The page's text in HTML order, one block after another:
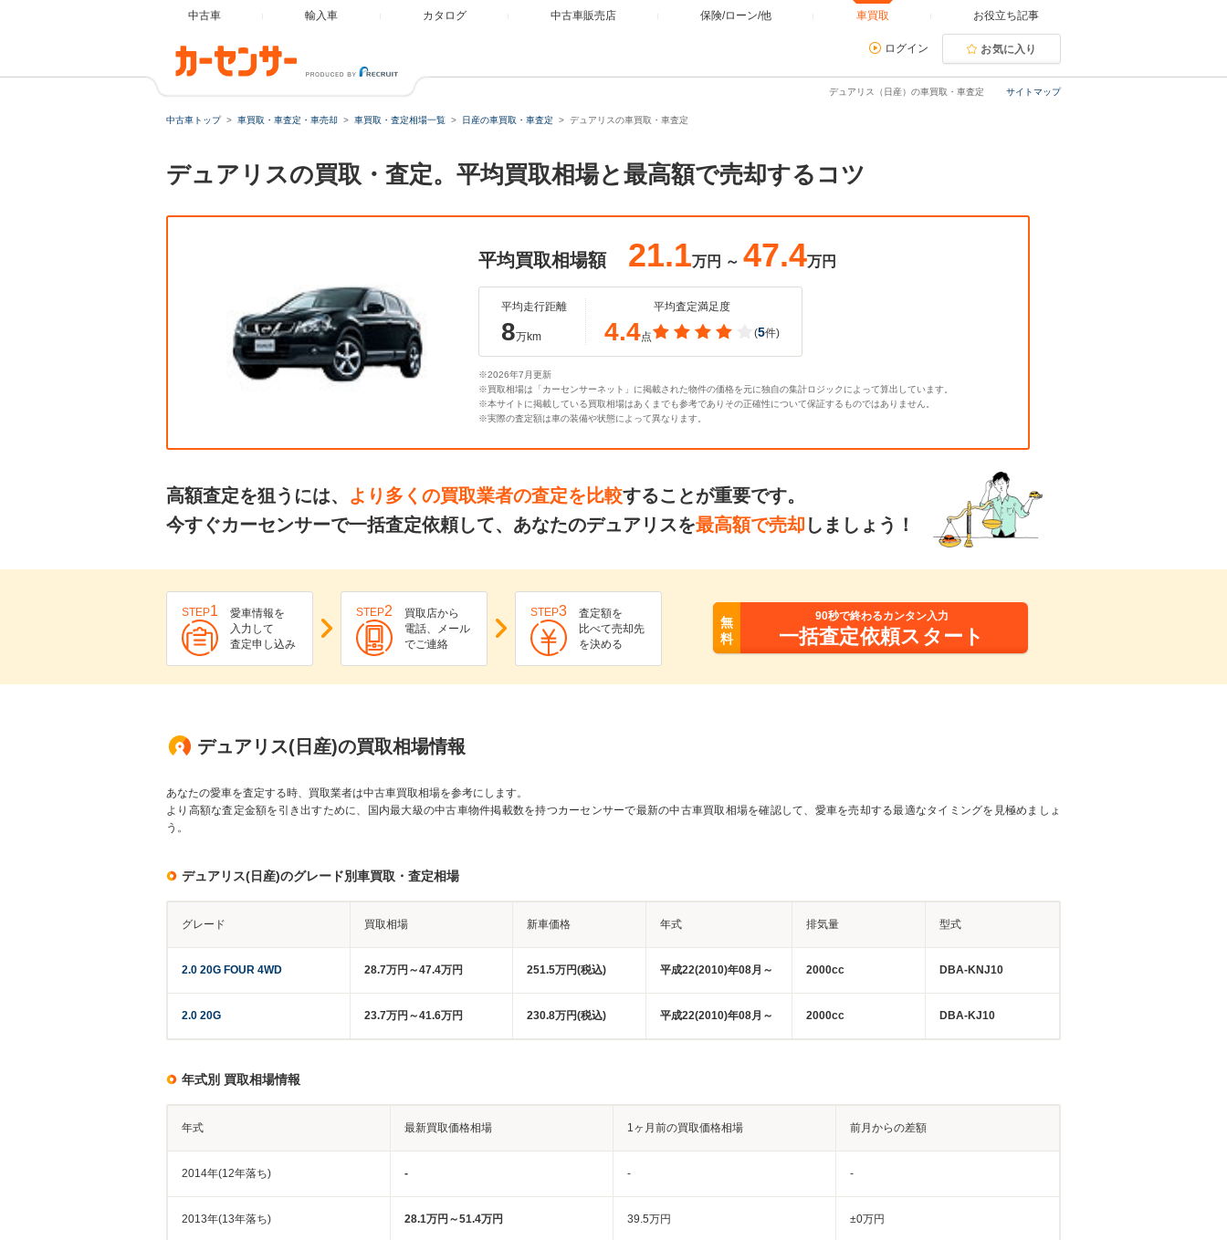
中古車 輸入車 カタログ 中古車販売店 保険/ローン/他 車買取 お役立ち記事
ログイン お気に入り
サイトマップ
デュアリス（日産）の車買取・車査定
中古車トップ 車買取・車査定・車売却 車買取・査定相場一覧 日産の車買取・車査定 デュアリスの車買取・車査定
デュアリスの買取・査定。平均買取相場と最高額で売却するコツ
平均買取相場額 21.1万円 ～ 47.4万円
平均走行距離
8万km
平均査定満足度
4.4点 (5件)
※2026年7月更新
※買取相場は「カーセンサーネット」に掲載された物件の価格を元に独自の集計ロジックによって算出しています。
※本サイトに掲載している買取相場はあくまでも参考でありその正確性について保証するものではありません。
※実際の査定額は車の装備や状態によって異なります。
高額査定を狙うには、 より多くの買取業者の査定を比較することが重要です。
今すぐカーセンサーで一括査定依頼して、あなたのデュアリスを最高額で売却 しましょう！
STEP1
愛車情報を
入力して
査定申し込み
STEP2
買取店から
電話、メール
でご連絡
STEP3
査定額を
比べて売却先
を決める
無
料
90秒で終わるカンタン入力
一括査定依頼スタート
デュアリス(日産)の買取相場情報
あなたの愛車を査定する時、買取業者は中古車買取相場を参考にします。
より高額な査定金額を引き出すために、国内最大級の中古車物件掲載数を持つカーセンサーで最新の中古車買取相場を確認して、愛車を売却する最適なタイミングを見極めましょ
う。
デュアリス(日産)のグレード別車買取・査定相場
グレード 買取相場 新車価格 年式 排気量 型式
2.0 20G FOUR 4WD 28.7万円～47.4万円 251.5万円(税込) 平成22(2010)年08月～ 2000cc DBA-KNJ10
2.0 20G 23.7万円～41.6万円 230.8万円(税込) 平成22(2010)年08月～ 2000cc DBA-KJ10
年式別 買取相場情報
年式 最新買取価格相場 1ヶ月前の買取価格相場 前月からの差額
2014年(12年落ち) - - -
2013年(13年落ち) 28.1万円～51.4万円 39.5万円 ±0万円